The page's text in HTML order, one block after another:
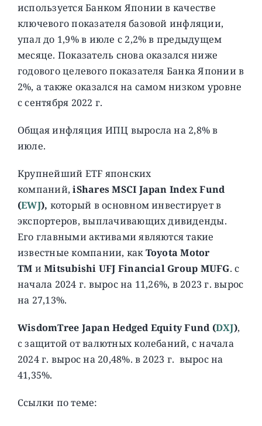
используется Банком Японии в качестве
ключевого показателя базовой инфляции,
упал до 1,9% в июле с 2,2% в предыдущем
месяце. Показатель снова оказался ниже
годового целевого показателя Банка Японии в
2%, а также оказался на самом низком уровне
с сентября 2022 г.
Общая инфляция ИПЦ выросла на 2,8% в
июле.
Крупнейший ETF японских
компаний, iShares MSCI Japan Index Fund
(EWJ), который в основном инвестирует в
экспортеров, выплачивающих дивиденды.
Его главными активами являются такие
известные компании, какToyota Motor
TM иMitsubishi UFJ Financial Group MUFG. с
начала 2024 г. вырос на 11,26%, в 2023 г. вырос
на 27,13%.
WisdomTree Japan Hedged Equity Fund (DXJ),
c защитой от валютных колебаний, с начала
2024 г. вырос на 20,48%. в 2023 г. вырос на
41,35%.
Ссылки по теме: